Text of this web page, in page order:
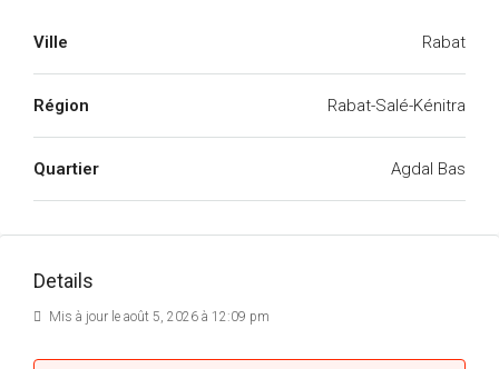
Ville Rabat
Région Rabat-Salé-Kénitra
Quartier Agdal Bas
Details
Mis à jour le août 5, 2026 à 12:09 pm